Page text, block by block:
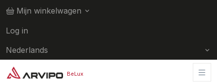
Mijn winkelwagen
Log in
Nederlands
BeLux
Home Machinecombinaties